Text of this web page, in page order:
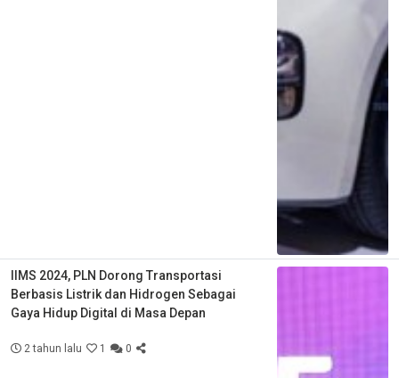
IIMS 2024, PLN Dorong Transportasi
Berbasis Listrik dan Hidrogen Sebagai
Gaya Hidup Digital di Masa Depan
2 tahun lalu 1 0